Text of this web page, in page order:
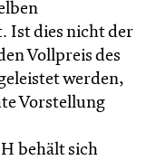
Ist dies nicht der
Vollpreis des
werden,
Vorstellung
behält sich